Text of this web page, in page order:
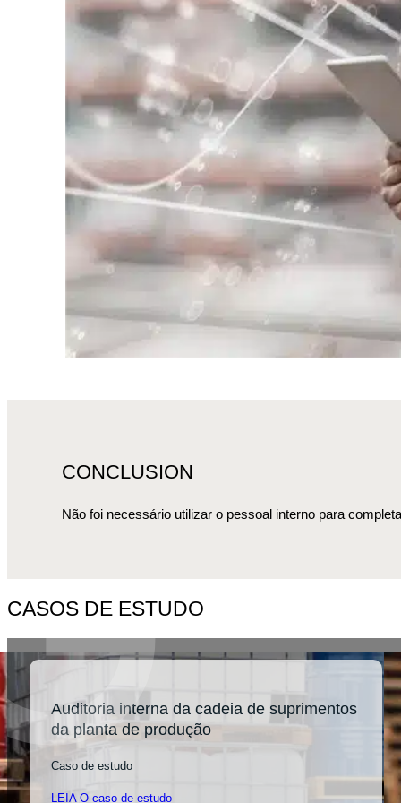
CONCLUSION
Não foi necessário utilizar o pessoal interno para
CASOS DE ESTUDO
Auditoria interna da cadeia de suprimentos
da planta de produção
Caso de estudo
LEIA O caso de estudo